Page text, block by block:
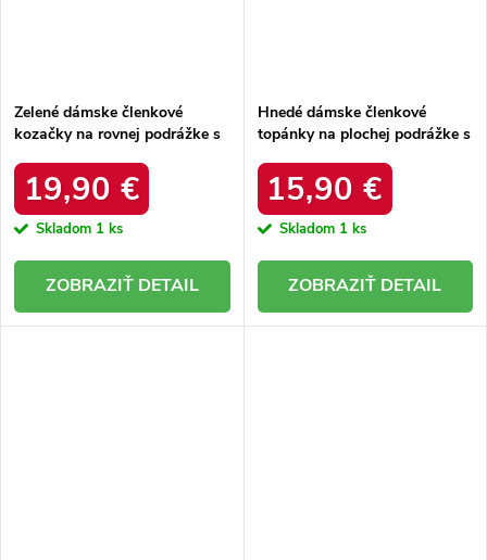
Zelené dámske členkové
kozačky na rovnej podrážke s
vyšívaným vzorom, kód
produktu C-279 GREEN
19,90 €
Skladom 1 ks
DETAIL
Hnedé dámske členkové
topánky na plochej podrážke s
materiálom a zapínaním na
zips, kód produktu HY66-66
KHAKI
15,90 €
Skladom 1 ks
DETAIL